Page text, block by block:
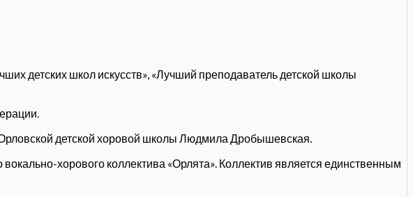
детских школ искусств», «Лучший преподаватель детской школы
детской хоровой школы Людмила Дробышевская.
хорового коллектива «Орлята». Коллектив является единственным